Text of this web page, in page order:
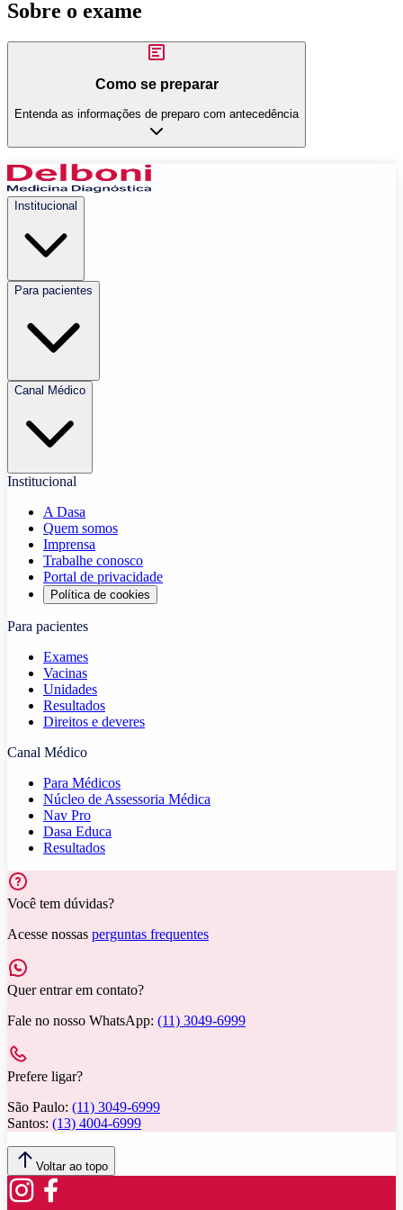
Sobre o exame
Como se preparar
Entenda as informações de preparo com antecedência
Institucional
Para pacientes
Canal Médico
Institucional
A Dasa
Quem somos
Imprensa
Trabalhe conosco
Portal de privacidade
Política de cookies
Para pacientes
Exames
Vacinas
Unidades
Resultados
Direitos e deveres
Canal Médico
Para Médicos
Núcleo de Assessoria Médica
Nav Pro
Dasa Educa
Resultados
Você tem dúvidas?
Acesse nossas perguntas frequentes
Quer entrar em contato?
Fale no nosso WhatsApp: (11) 3049-6999
Prefere ligar?
São Paulo: (11) 3049-6999
Santos: (13) 4004-6999
Voltar ao topo